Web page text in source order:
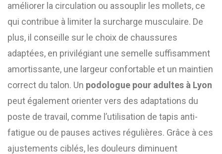
améliorer la circulation ou assouplir les mollets, ce
qui contribue à limiter la surcharge musculaire. De
plus, il conseille sur le choix de chaussures
adaptées, en privilégiant une semelle suffisamment
amortissante, une largeur confortable et un maintien
correct du talon. Un podologue pour adultes à Lyon
peut également orienter vers des adaptations du
poste de travail, comme l’utilisation de tapis anti-
fatigue ou de pauses actives régulières. Grâce à ces
ajustements ciblés, les douleurs diminuent